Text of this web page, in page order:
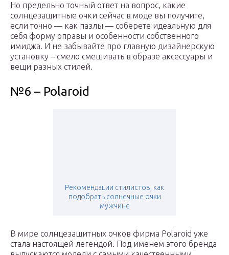
Но предельно точный ответ на вопрос, какие
солнцезащитные очки сейчас в моде вы получите,
если точно — как пазлы — соберете идеальную для
себя форму оправы и особенности собственного
имиджа. И не забывайте про главную дизайнерскую
установку – смело смешивать в образе аксессуары и
вещи разных стилей.
№6 – Polaroid
Рекомендации стилистов, как
подобрать солнечные очки
мужчине
В мире солнцезащитных очков фирма Polaroid уже
стала настоящей легендой. Под именем этого бренда